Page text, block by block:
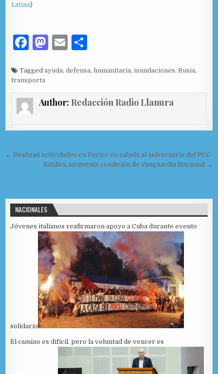
Latina)
F
c
e
o
o
k
M
to
d
o
n
E
ai
l
m
p
ar
ti
r
Taggedayuda,defensa,humanitaria,inundaciones,Rusia,
transporta
Author: Redacción Radio Llanura
Navegación de entradas
← Realizan actividades en Perico en saludo al aniversario del PCC
Ratifica Azutecnia condición de Vanguardia Nacional →
NACIONALES
Jóvenes italianos reafirmaron apoyo a Cuba durante evento
solidario
El camino es difícil, pero la voluntad de vencer es